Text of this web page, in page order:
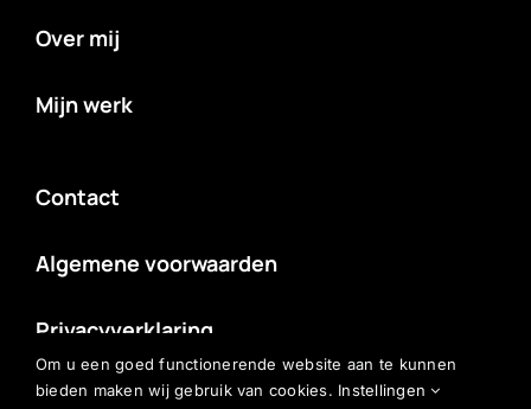
Over mij
Mijn werk
Contact
Algemene voorwaarden
Privacyverklaring
Om u een goed functionerende website aan te kunnen
bieden maken wij gebruik van cookies. Instellingen